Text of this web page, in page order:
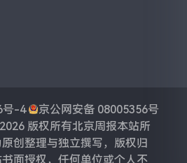
号-4
京公网安备 08005356号
版权所有北京周报本站所
创整理与独立撰写，版权归
面授权，任何单位或个人不